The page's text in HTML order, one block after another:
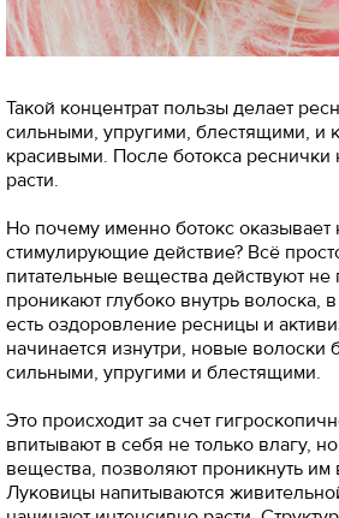
Такой концентрат пользы делает
сильными, упругими, блестящими, и
красивыми. После ботокса реснички
расти.
Но почему именно ботокс оказывает
стимулирующие действие? Всё
питательные вещества действуют не
проникают глубоко внутрь волоска,
есть оздоровление ресницы и
начинается изнутри, новые волоски
сильными, упругими и блестящими.
Это происходит за счет
впитывают в себя не только влагу,
вещества, позволяют проникнуть им
Луковицы напитываются